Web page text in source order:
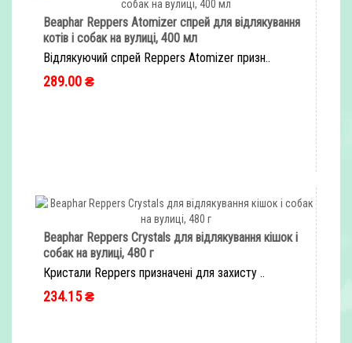
Beaphar Reppers Atomizer спрей для відлякування
котів і собак на вулиці, 400 мл
Відлякуючий спрей Reppers Atomizer призн..
289.00 ₴
Beaphar Reppers Crystals для відлякування кішок і
собак на вулиці, 480 г
Кристали Reppers призначені для захисту ..
234.15 ₴